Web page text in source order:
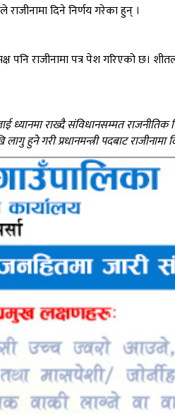
दिने निर्णय गरेका हुन् ।
पनि राजीनामा पत्र पेश गरिएको छ।
ध्यानमा राख्दै संविधानसम्मत राजनीतिक
हुने गरी प्रधानमन्त्री पदबाट राजीनामा